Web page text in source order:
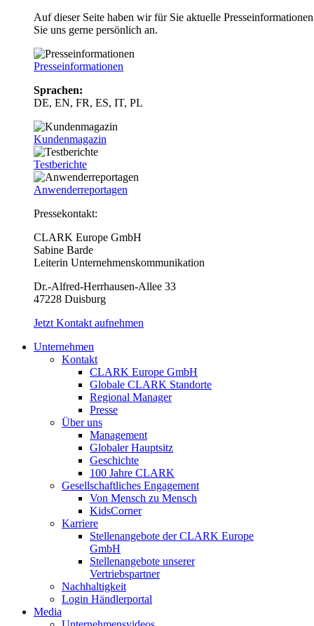
Auf dieser Seite haben wir für Sie aktuelle
Sie uns gerne persönlich an.
Presseinformationen
Sprachen:
DE, EN, FR, ES, IT, PL
Kundenmagazin
Testberichte
Anwenderreportagen
Pressekontakt:
CLARK Europe GmbH
Sabine Barde
Leiterin Unternehmenskommunikation
Dr.-Alfred-Herrhausen-Allee 33
47228 Duisburg
Jetzt Kontakt aufnehmen
Unternehmen
Kontakt
CLARK Europe GmbH
Globale CLARK Standorte
Regional Manager
Presse
Über uns
Management
Globaler Hauptsitz
Geschichte
100 Jahre CLARK
Gesellschaftliches Engagement
Von Mensch zu Mensch
KidsCorner
Karriere
Stellenangebote der CLARK Europe
GmbH
Stellenangebote unserer
Vertriebspartner
Nachhaltigkeit
Login Händlerportal
Media